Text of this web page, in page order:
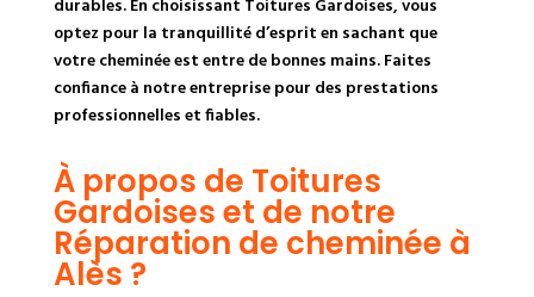
durables. En choisissant Toitures Gardoises, vous
optez pour la tranquillité d’esprit en sachant que
votre cheminée est entre de bonnes mains. Faites
confiance à notre entreprise pour des prestations
professionnelles et fiables.
À propos de Toitures
Gardoises et de notre
Réparation de cheminée à
Alès ?